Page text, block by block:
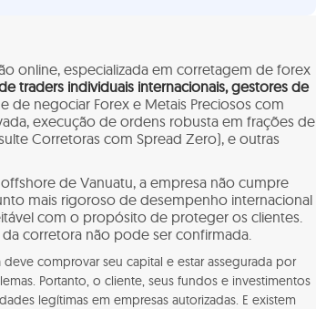
online, especializada em corretagem de forex
traders individuais internacionais, gestores de
de negociar Forex e Metais Preciosos com
execução de ordens robusta em frações de
Corretoras com Spread Zero), e outras
de Vanuatu, a empresa não cumpre
mais rigoroso de desempenho internacional
com o propósito de proteger os clientes.
corretora não pode ser confirmada.
comprovar seu capital e estar assegurada por
Portanto, o cliente, seus fundos e investimentos
legítimas em empresas autorizadas. E existem